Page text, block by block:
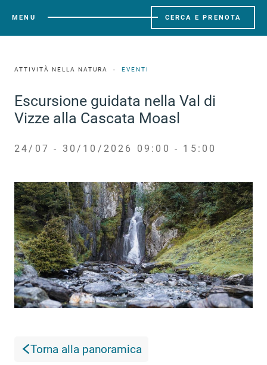
MENU CERCA E PRENOTA
ATTIVITÀ NELLA NATURA EVENTI
Escursione guidata nella Val di
Vizze alla Cascata Moasl
24/07 - 30/10/2026 09:00 - 15:00
Torna alla panoramica